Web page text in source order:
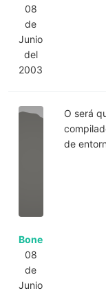
08
de
Junio
del
2003
Bone
08
de
Junio
O será
de